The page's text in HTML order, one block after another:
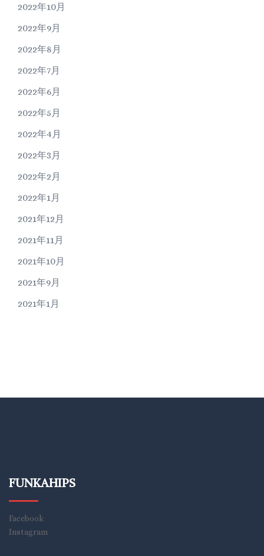
2022年10月
2022年9月
2022年8月
2022年7月
2022年6月
2022年5月
2022年4月
2022年3月
2022年2月
2022年1月
2021年12月
2021年11月
2021年10月
2021年9月
2021年1月
FUNKAHIPS
Facebook
Instagram